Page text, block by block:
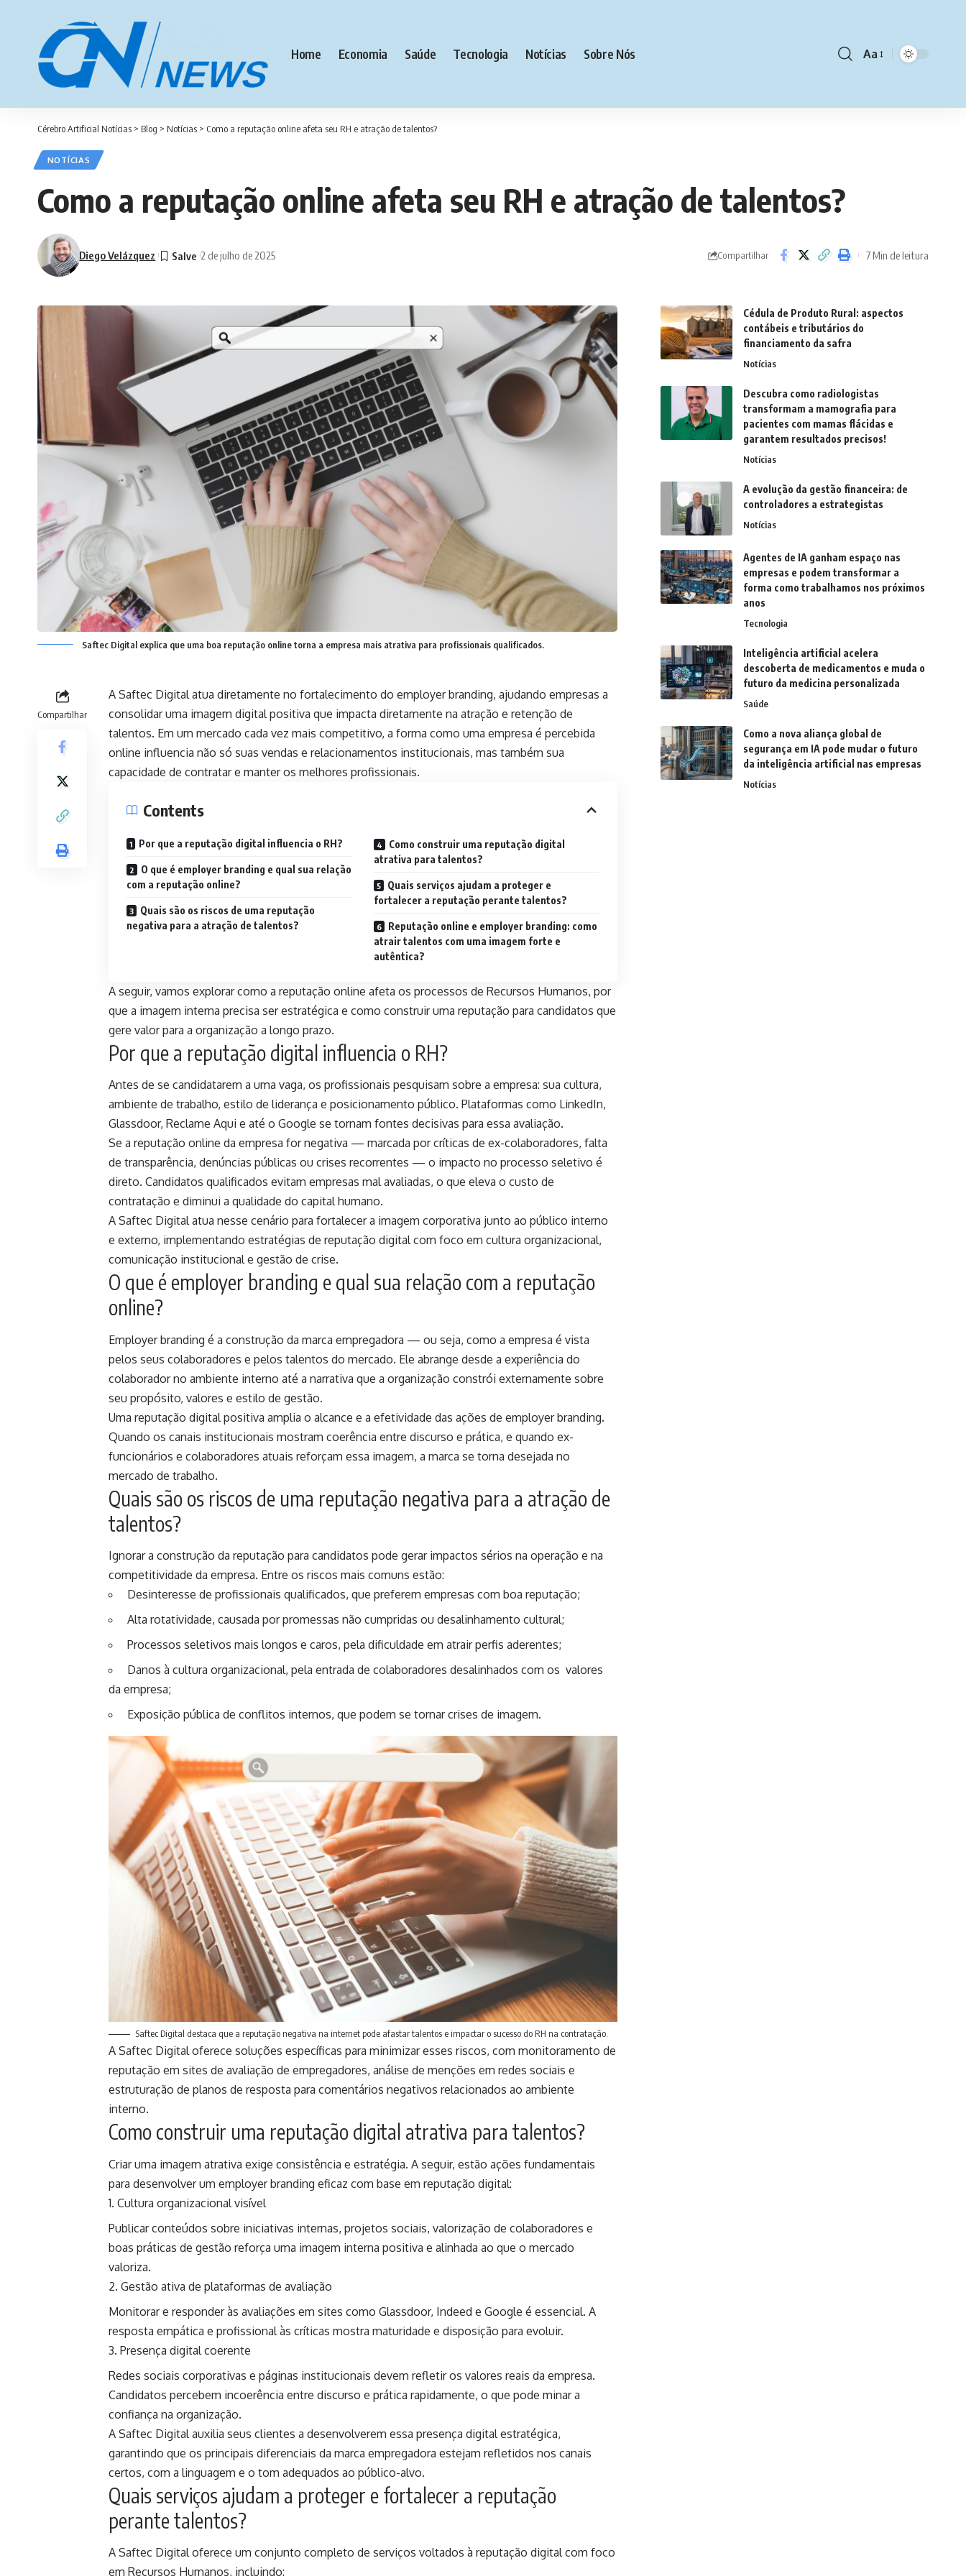
Home Economia Saúde Tecnologia Notícias Sobre Nós
Font
Aa
Cérebro Artificial Notícias > Blog > Notícias > Como a reputação online afeta seu RH e atração de talentos?
NOTÍCIAS
Como a reputação online afeta seu RH e atração de talentos?
Diego Velázquez 2 de julho de 2025 Compartilhar 7 Min de leitura
Saftec Digital explica que uma boa reputação online torna a empresa mais atrativa para profissionais qualificados.
Compartilhar
A Saftec Digital atua diretamente no fortalecimento do employer branding, ajudando empresas a
consolidar uma imagem digital positiva que impacta diretamente na atração e retenção de
talentos. Em um mercado cada vez mais competitivo, a forma como uma empresa é percebida
online influencia não só suas vendas e relacionamentos institucionais, mas também sua
capacidade de contratar e manter os melhores profissionais.
Contents
Por que a reputação digital influencia o RH?
O que é employer branding e qual sua relação
com a reputação online?
Quais são os riscos de uma reputação
negativa para a atração de talentos?
Como construir uma reputação digital
atrativa para talentos?
Quais serviços ajudam a proteger e
fortalecer a reputação perante talentos?
Reputação online e employer branding: como
atrair talentos com uma imagem forte e
autêntica?
A seguir, vamos explorar como a reputação online afeta os processos de Recursos Humanos, por
que a imagem interna precisa ser estratégica e como construir uma reputação para candidatos que
gere valor para a organização a longo prazo.
Por que a reputação digital influencia o RH?
Antes de se candidatarem a uma vaga, os profissionais pesquisam sobre a empresa: sua cultura,
ambiente de trabalho, estilo de liderança e posicionamento público. Plataformas como LinkedIn,
Glassdoor, Reclame Aqui e até o Google se tornam fontes decisivas para essa avaliação.
Se a reputação online da empresa for negativa — marcada por críticas de ex-colaboradores, falta
de transparência, denúncias públicas ou crises recorrentes — o impacto no processo seletivo é
direto. Candidatos qualificados evitam empresas mal avaliadas, o que eleva o custo de
contratação e diminui a qualidade do capital humano.
A Saftec Digital atua nesse cenário para fortalecer a imagem corporativa junto ao público interno
e externo, implementando estratégias de reputação digital com foco em cultura organizacional,
comunicação institucional e gestão de crise.
O que é employer branding e qual sua relação com a reputação
online?
Employer branding é a construção da marca empregadora — ou seja, como a empresa é vista
pelos seus colaboradores e pelos talentos do mercado. Ele abrange desde a experiência do
colaborador no ambiente interno até a narrativa que a organização constrói externamente sobre
seu propósito, valores e estilo de gestão.
Uma reputação digital positiva amplia o alcance e a efetividade das ações de employer branding.
Quando os canais institucionais mostram coerência entre discurso e prática, e quando ex-
funcionários e colaboradores atuais reforçam essa imagem, a marca se torna desejada no
mercado de trabalho.
Quais são os riscos de uma reputação negativa para a atração de
talentos?
Ignorar a construção da reputação para candidatos pode gerar impactos sérios na operação e na
competitividade da empresa. Entre os riscos mais comuns estão:
Desinteresse de profissionais qualificados, que preferem empresas com boa reputação;
Alta rotatividade, causada por promessas não cumpridas ou desalinhamento cultural;
Processos seletivos mais longos e caros, pela dificuldade em atrair perfis aderentes;
Danos à cultura organizacional, pela entrada de colaboradores desalinhados com os valores
da empresa;
Exposição pública de conflitos internos, que podem se tornar crises de imagem.
Saftec Digital destaca que a reputação negativa na internet pode afastar talentos e impactar o sucesso do RH na contratação.
A Saftec Digital oferece soluções específicas para minimizar esses riscos, com monitoramento de
reputação em sites de avaliação de empregadores, análise de menções em redes sociais e
estruturação de planos de resposta para comentários negativos relacionados ao ambiente
interno.
Como construir uma reputação digital atrativa para talentos?
Criar uma imagem atrativa exige consistência e estratégia. A seguir, estão ações fundamentais
para desenvolver um employer branding eficaz com base em reputação digital:
Cultura organizacional visível
Publicar conteúdos sobre iniciativas internas, projetos sociais, valorização de colaboradores e
boas práticas de gestão reforça uma imagem interna positiva e alinhada ao que o mercado
valoriza.
Gestão ativa de plataformas de avaliação
Monitorar e responder às avaliações em sites como Glassdoor, Indeed e Google é essencial. A
resposta empática e profissional às críticas mostra maturidade e disposição para evoluir.
Presença digital coerente
Redes sociais corporativas e páginas institucionais devem refletir os valores reais da empresa.
Candidatos percebem incoerência entre discurso e prática rapidamente, o que pode minar a
confiança na organização.
A Saftec Digital auxilia seus clientes a desenvolverem essa presença digital estratégica,
garantindo que os principais diferenciais da marca empregadora estejam refletidos nos canais
certos, com a linguagem e o tom adequados ao público-alvo.
Quais serviços ajudam a proteger e fortalecer a reputação
perante talentos?
A Saftec Digital oferece um conjunto completo de serviços voltados à reputação digital com foco
em Recursos Humanos, incluindo:
Cédula de Produto Rural: aspectos
contábeis e tributários do
financiamento da safra
Notícias
Descubra como radiologistas
transformam a mamografia para
pacientes com mamas flácidas e
garantem resultados precisos!
Notícias
A evolução da gestão financeira: de
controladores a estrategistas
Notícias
Agentes de IA ganham espaço nas
empresas e podem transformar a
forma como trabalhamos nos próximos
anos
Tecnologia
Inteligência artificial acelera
descoberta de medicamentos e muda o
futuro da medicina personalizada
Saúde
Como a nova aliança global de
segurança em IA pode mudar o futuro
da inteligência artificial nas empresas
Notícias